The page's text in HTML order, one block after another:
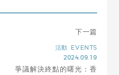
下一篇
活動 EVENTS
2024.09.19
爭議解決終點的曙光：香